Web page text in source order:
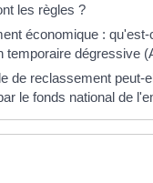
les règles ?
économique : qu'est-
temporaire dégressive
de reclassement peut-
le fonds national de